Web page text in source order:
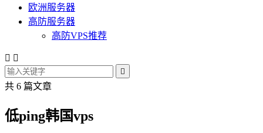
欧洲服务器
高防服务器
高防VPS推荐
 

共 6 篇文章
低ping韩国vps